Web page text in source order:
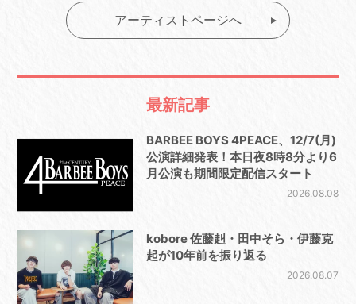
アーティストページへ
最新記事
BARBEE BOYS 4PEACE、12/7(月)
公演詳細発表！本日夜8時8分より6
月公演も期間限定配信スタート
2026.08.08
kobore 佐藤赳・田中そら・伊藤克
起が10年前を振り返る
2026.08.07